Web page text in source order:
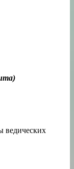
ведических